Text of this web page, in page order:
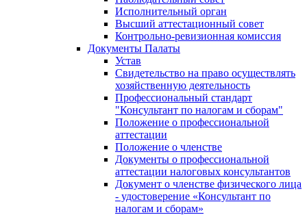
Исполнительный орган
Высший аттестационный совет
Контрольно-ревизионная комиссия
Документы Палаты
Устав
Свидетельство на право осуществлять
хозяйственную деятельность
Профессиональный стандарт
"Консультант по налогам и сборам"
Положение о профессиональной
аттестации
Положение о членстве
Документы о профессиональной
аттестации налоговых консультантов
Документ о членстве физического лица
- удостоверение «Консультант по
налогам и сборам»